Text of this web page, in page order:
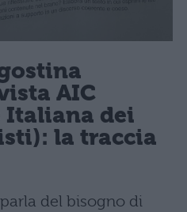
AIC
Italiana dei
la traccia
del bisogno di